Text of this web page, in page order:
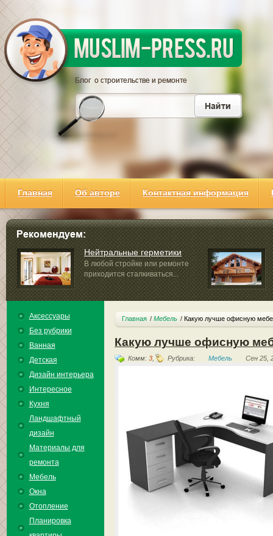
Главная Об авторе Контактная информация
Нейтральные герметики
В любой стройке или ремонте
приходится сталкиваться...
Аксессуары
Без рубрики
Ванная
Детская
Дизайн интерьера
Интересное
Кухня
Ландшафтный
дизайн
Материалы для
ремонта
Мебель
Окна
Отопление
Планировка
Главная Мебель Какую лучше офисную
Какую лучше офисную
Комм: 3, Рубрика: Мебель Сен 25,